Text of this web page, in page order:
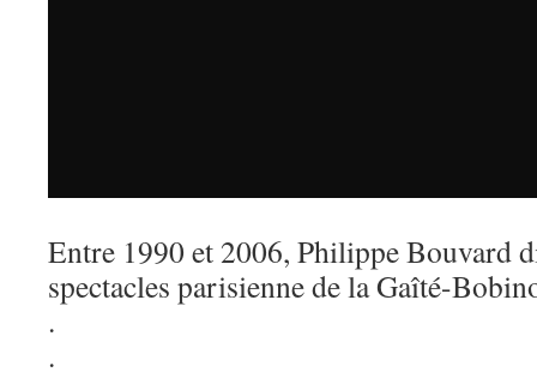
Entre 1990 et 2006, Philippe Bouvard
spectacles parisienne de la Gaîté-
.
.